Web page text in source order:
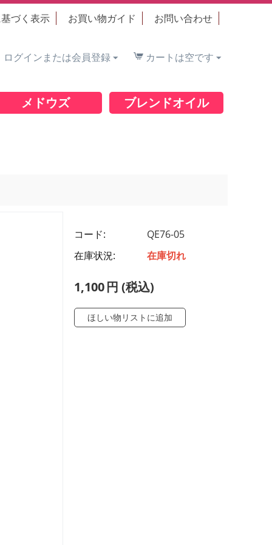
づく表示 お買い物ガイド お問い合わせ
カートは空です
ログインまたは会員登録
メドウズ ブレンドオイル
コード:
QE76-05
在庫状況:
在庫切れ
1,100円 (税込)
ほしい物リストに追加